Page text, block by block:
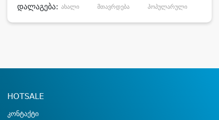
დალაგება: ახალი მთავრდება პოპულარული
HOTSALE
კონტაქტი